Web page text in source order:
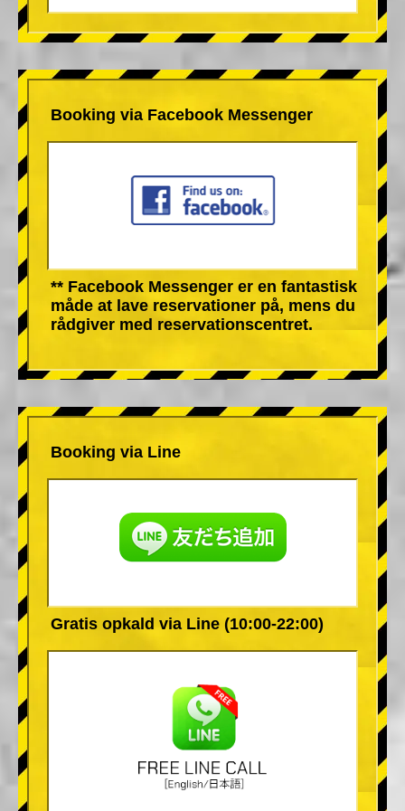
Booking via Facebook Messenger
** Facebook Messenger er en fantastisk
måde at lave reservationer på, mens du
rådgiver med reservationscentret.
Booking via Line
Gratis opkald via Line (10:00-22:00)